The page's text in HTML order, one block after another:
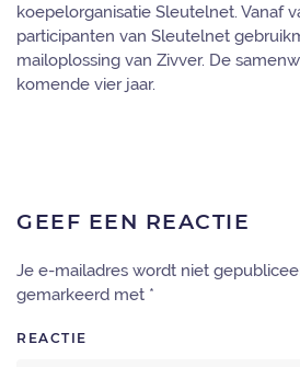
koepelorganisatie Sleutelnet. Vanaf
participanten van Sleutelnet
mailoplossing van Zivver. De
komende vier jaar.
GEEF EEN REACTIE
Je e-mailadres wordt niet
gemarkeerd met *
REACTIE